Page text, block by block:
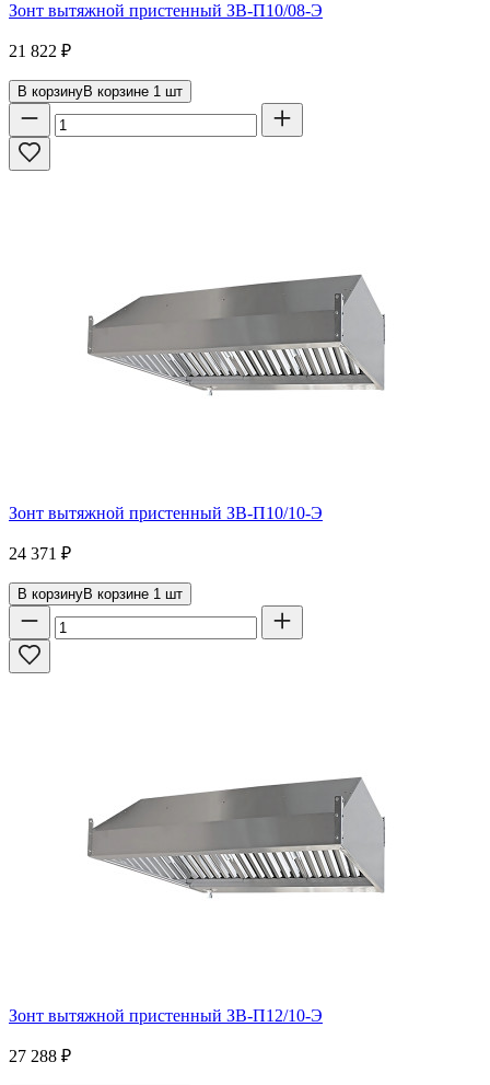
Зонт вытяжной пристенный ЗВ-П10/08-Э
21 822 ₽
В корзинуВ корзине 1 шт
Зонт вытяжной пристенный ЗВ-П10/10-Э
24 371 ₽
В корзинуВ корзине 1 шт
Зонт вытяжной пристенный ЗВ-П12/10-Э
27 288 ₽